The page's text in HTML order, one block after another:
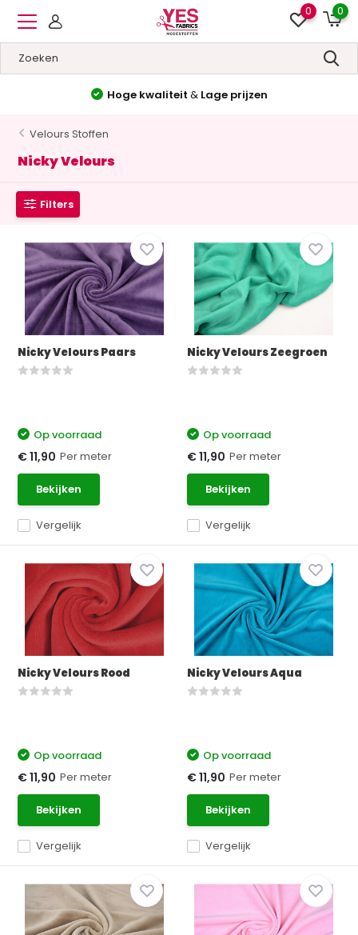
0 0
Hoge kwaliteit & Lage prijzen
Velours Stoffen
Nicky Velours
Filters
Nicky Velours Paars
Vergelijk
Op voorraad
€ 11,90 Per meter
Bekijken
Nicky Velours Zeegroen
Vergelijk
Op voorraad
€ 11,90 Per meter
Bekijken
Nicky Velours Rood
Vergelijk
Op voorraad
€ 11,90 Per meter
Bekijken
Nicky Velours Aqua
Vergelijk
Op voorraad
€ 11,90 Per meter
Bekijken